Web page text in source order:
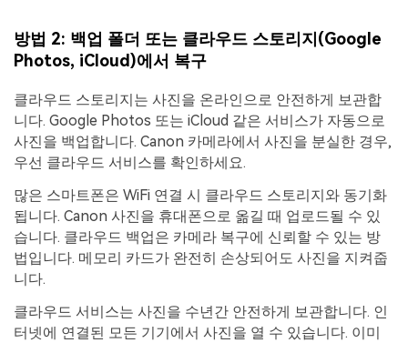
방법 2: 백업 폴더 또는 클라우드 스토리지(Google
Photos, iCloud)에서 복구
클라우드 스토리지는 사진을 온라인으로 안전하게 보관합
니다. Google Photos 또는 iCloud 같은 서비스가 자동으로
사진을 백업합니다. Canon 카메라에서 사진을 분실한 경우,
우선 클라우드 서비스를 확인하세요.
많은 스마트폰은 WiFi 연결 시 클라우드 스토리지와 동기화
됩니다. Canon 사진을 휴대폰으로 옮길 때 업로드될 수 있
습니다. 클라우드 백업은 카메라 복구에 신뢰할 수 있는 방
법입니다. 메모리 카드가 완전히 손상되어도 사진을 지켜줍
니다.
클라우드 서비스는 사진을 수년간 안전하게 보관합니다. 인
터넷에 연결된 모든 기기에서 사진을 열 수 있습니다. 이미